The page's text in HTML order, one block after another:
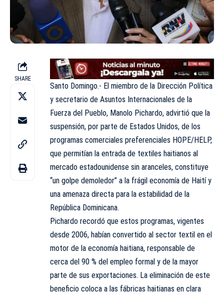
SHARE
Santo Domingo.- El miembro de la Dirección Política
y secretario de Asuntos Internacionales de la
Fuerza del Pueblo, Manolo Pichardo, advirtió que la
suspensión, por parte de Estados Unidos, de los
programas comerciales preferenciales HOPE/HELP,
que permitían la entrada de textiles haitianos al
mercado estadounidense sin aranceles, constituye
“un golpe demoledor” a la frágil economía de Haití y
una amenaza directa para la estabilidad de la
República Dominicana.
Pichardo recordó que estos programas, vigentes
desde 2006, habían convertido al sector textil en el
motor de la economía haitiana, responsable de
cerca del 90 % del empleo formal y de la mayor
parte de sus exportaciones. La eliminación de este
beneficio coloca a las fábricas haitianas en clara